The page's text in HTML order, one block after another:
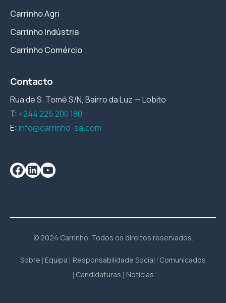
Carrinho Agri
Carrinho Indústria
Carrinho Comércio
Contacto
Rua de S. Tomé S/N, Bairro da Luz — Lobito
T: +244 225 200 180
E:info@carrinho-sa.com
© 2024 Carrinho. Todos os direitos reservados.
Sobre Equipa Responsabilidade Social Comunicados
Candidaturas
Notícias